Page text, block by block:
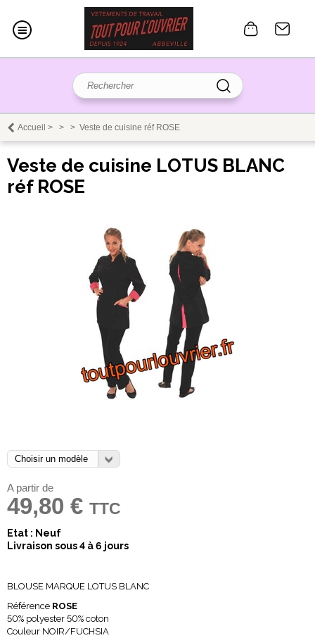
Accueil > > > Veste de cuisine réf ROSE
Veste de cuisine LOTUS BLANC
réf ROSE
A partir de
49,80 € TTC
Etat : Neuf
Livraison sous 4 à 6 jours
BLOUSE MARQUE LOTUS BLANC
Référence ROSE
50% polyester 50% coton
Couleur NOIR/FUCHSIA